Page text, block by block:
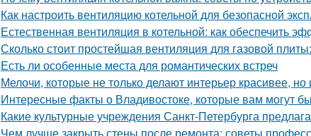
Как настроить вентиляцию котельной для безопасной
Естественная вентиляция в котельной: как обеспечить
Сколько стоит простейшая вентиляция для газовой
Есть ли особенные места для романтических встреч
Мелочи, которые не только делают интерьер красивее,
Интересные факты о Владивостоке, которые вам могут
Какие культурные учреждения Санкт-Петербурга